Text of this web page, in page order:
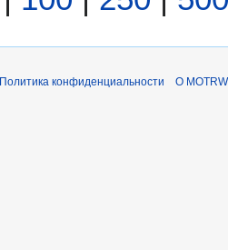
Политика конфиденциальности О